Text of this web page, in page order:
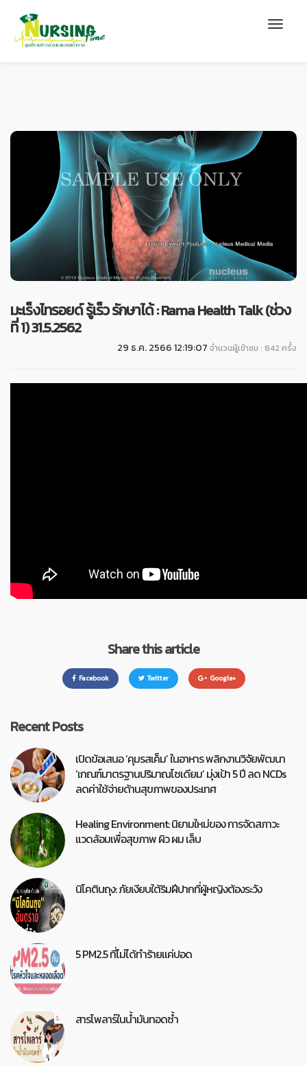
มะเร็งไทรอยด์ รู้เร็ว รักษาได้ : Rama Health Talk (ช่วง
ที่ 1) 31.5.2562
29 ธ.ค. 2566 12:19:07 จำนวนผู้เข้าชม : 842 ครั้ง
Share this article
Facebook Twitter Google+
Recent Posts
เปิดข้อเสนอ ‘คุมรสเค็ม’ ในอาหาร พลิกงานวิจัยพัฒนา
‘เกณฑ์มาตรฐานปริมาณโซเดียม’ มุ่งเป้า 5 ปี ลด NCDs
ลดค่าใช้จ่ายด้านสุขภาพของประเทศ
Healing Environment: นิยามใหม่ของ การจัดสภาวะ
แวดล้อมเพื่อสุขภาพ ผิว ผม เล็บ
นิโคตินถุง: ภัยเงียบใต้ริมฝีปากที่ผู้หญิงต้องระวัง
5 PM2.5 ที่ไม่ได้ทำร้ายแค่ปอด
สารโพลาร์ในน้ำมันทอดซ้ำ